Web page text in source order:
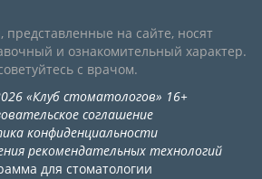
представленные на сайте, носят
и ознакомительный характер.
с врачом.
«Клуб стоматологов» 16+
соглашение
конфиденциальности
рекомендательных технологий
для стоматологии